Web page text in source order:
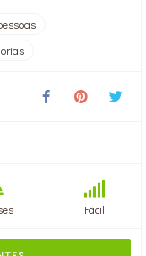
Fácil